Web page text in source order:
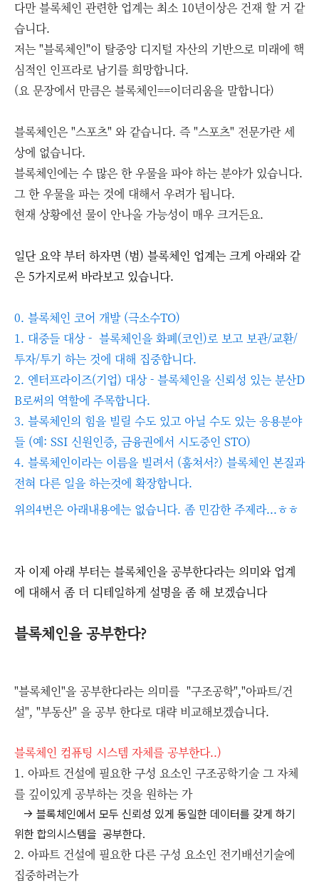
다만 블록체인 관련한 업계는 최소 10년이상은 건재 할 거 같
습니다.
저는 "블록체인"이 탈중앙 디지털 자산의 기반으로 미래에 핵
심적인 인프라로 남기를 희망합니다.
(요 문장에서 만큼은 블록체인==이더리움을 말합니다)
블록체인은 "스포츠" 와 같습니다. 즉 "스포츠" 전문가란 세
상에 없습니다.
블록체인에는 수 많은 한 우물을 파야 하는 분야가 있습니다.
그 한 우물을 파는 것에 대해서 우려가 됩니다.
현재 상황에선 물이 안나올 가능성이 매우 크거든요.
일단 요약 부터 하자면 (범) 블록체인 업계는 크게 아래와 같
은 5가지로써 바라보고 있습니다.
0. 블록체인 코어 개발 (극소수TO)
1. 대중들 대상 - 블록체인을 화폐(코인)로 보고 보관/교환/
투자/투기 하는 것에 대해 집중합니다.
2. 엔터프라이즈(기업) 대상 - 블록체인을 신뢰성 있는 분산D
B로써의 역할에 주목합니다.
3. 블록체인의 힘을 빌릴 수도 있고 아닐 수도 있는 응용분야
들 (예: SSI 신원인증, 금융권에서 시도중인 STO)
4. 블록체인이라는 이름을 빌려서 (훔쳐서?) 블록체인 본질과
전혀 다른 일을 하는것에 확장합니다.
위의4번은 아래내용에는 없습니다. 좀 민감한 주제라...ㅎㅎ
자 이제 아래 부터는 블록체인을 공부한다라는 의미와 업계
에 대해서 좀 더 디테일하게 설명을 좀 해 보겠습니다
블록체인을 공부한다?
"블록체인"을 공부한다라는 의미를 "구조공학","아파트/건
설", "부동산" 을 공부 한다로 대략 비교해보겠습니다.
블록체인 컴퓨팅 시스템 자체를 공부한다..)
1. 아파트 건설에 필요한 구성 요소인 구조공학기술 그 자체
를 깊이있게 공부하는 것을 원하는 가
-> 블록체인에서 모두 신뢰성 있게 동일한 데이터를 갖게 하기
위한 합의시스템을 공부한다.
2. 아파트 건설에 필요한 다른 구성 요소인 전기배선기술에
집중하려는가